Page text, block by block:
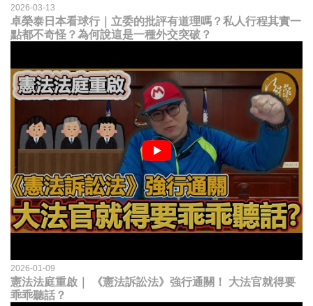
2026-03-13
卓榮泰日本看球行｜立委的批評有道理嗎？私人行程其實一
點都不奇怪？為何說這是一種外交突破？
2026-01-09
憲法法庭重啟｜ 《憲法訴訟法》強行通關！ 大法官就得要
乖乖聽話？